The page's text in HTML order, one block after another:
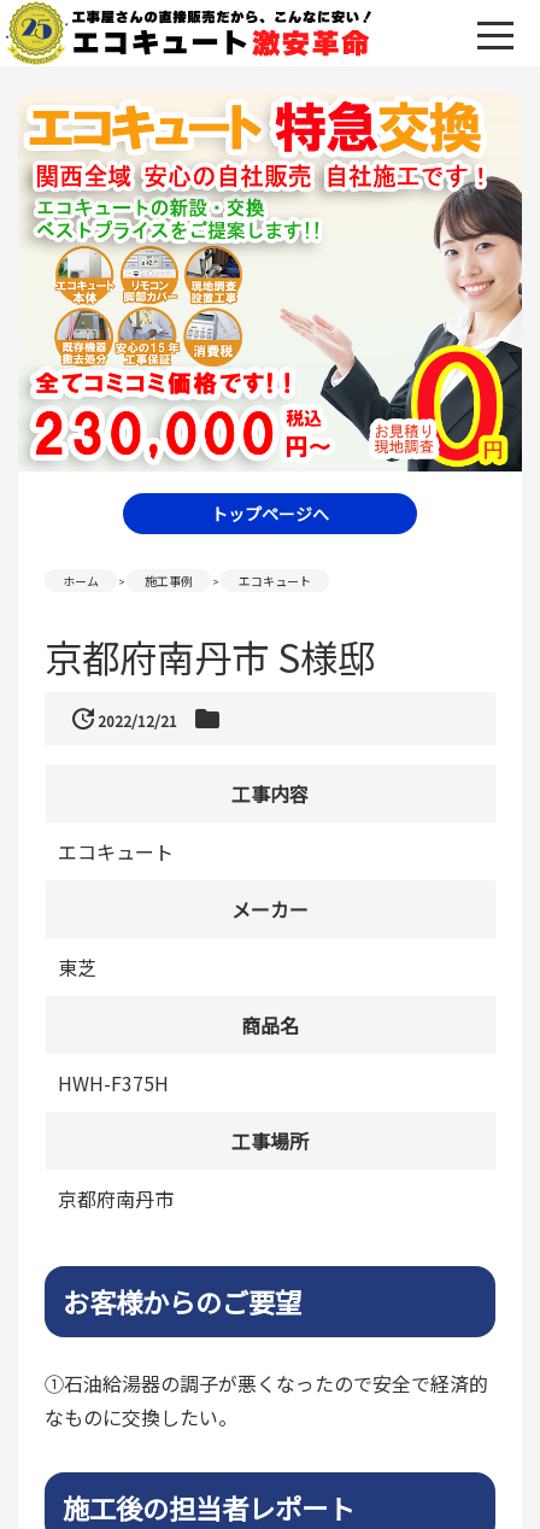
トップページへ
ホーム 施工事例 エコキュート
京都府南丹市 S様邸
update2022/12/21 folder
工事内容
エコキュート
メーカー
東芝
商品名
HWH-F375H
工事場所
京都府南丹市
お客様からのご要望
①石油給湯器の調子が悪くなったので安全で経済的
なものに交換したい。
施工後の担当者レポート